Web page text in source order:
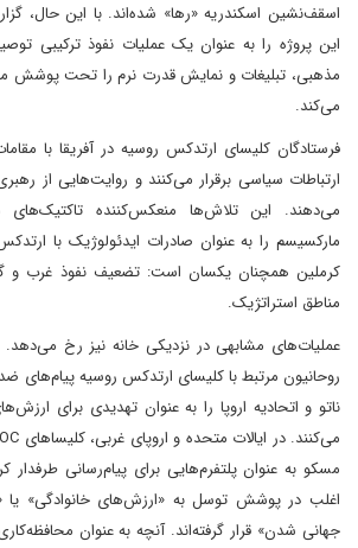
اسقف‌نشین اسکندریه «رها» شده‌اند. با این حال،
این پروژه را به عنوان یک عملیات نفوذ ترکیبی
مذهبی، تبلیغات و نمایش قدرت نرم را تحت پوشش
می‌کند.
فرستادگان کلیسای ارتدکس روسیه در آفریقا با
ارتباطات سیاسی برقرار می‌کنند و روایت‌هایی از
می‌دهند. این تلاش‌ها منعکس‌کننده
مارکسیسم را به عنوان صادرات ایدئولوژیک با
کرملین همچنان یکسان است: تضعیف نفوذ غرب
مناطق استراتژیک.
عملیات‌های مشابهی در نزدیکی خانه نیز رخ می‌دهد.
روحانیون مرتبط با کلیسای ارتدکس روسیه پیام‌های
ناتو و اتحادیه اروپا را به عنوان تهدیدی برای
مسکو به عنوان پلتفرم‌هایی برای پیام‌رسانی طرفدار
اغلب در پوشش توسل به «ارزش‌های خانوادگی» یا
جهانی شدن» قرار گرفته‌اند. آنچه به عنوان